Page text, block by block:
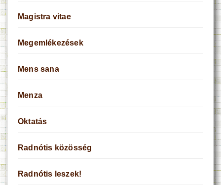
Magistra vitae
Megemlékezések
Mens sana
Menza
Oktatás
Radnótis közösség
Radnótis leszek!